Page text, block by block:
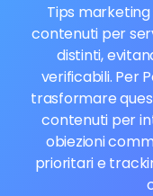
Tips
contenuti per
distinti,
verificabili. Per
trasformare
contenuti per
obiezioni
prioritari e